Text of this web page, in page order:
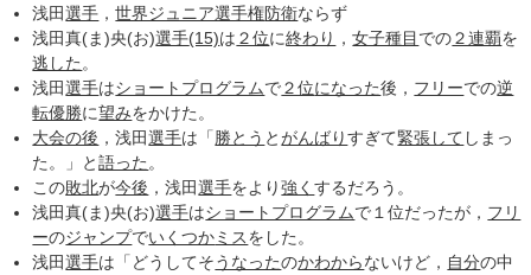
浅田選手 ，世界ジュニア選手権防衛ならず
浅田真(ま)央(お)選手(15)は ２位に終わり ，女子種目 での２連覇を
逃した。
浅田選手はショートプログラムで２位になった後， フリーでの逆
転優勝に望みをかけた。
大会の後 ，浅田選手は「勝とう とがんばりすぎて緊張して しまっ
た。」と語った。
この敗北が今後 ，浅田選手をより強くするだろう。
浅田真(ま)央(お)選手はショートプログラムで１位だったが， フリ
ーのジャンプでいくつかミスをした。
浅田選手は「どうしてそうなったのかわからないけど， 自分の中